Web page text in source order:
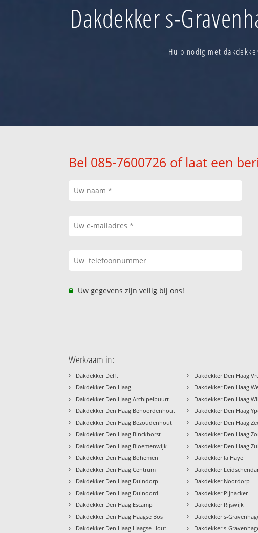
Dakdekker s-
Hulp nodig met
Bel 085-7600726 of laat een
Uw gegevens zijn veilig bij ons!
Werkzaam in:
› Dakdekker Delft
› Dakdekker Den Haag
› Dakdekker Den Haag Archipelbuurt
› Dakdekker Den Haag Benoordenhout
› Dakdekker Den Haag Bezoudenhout
› Dakdekker Den Haag Binckhorst
› Dakdekker Den Haag Bloemenwijk
› Dakdekker Den Haag Bohemen
› Dakdekker Den Haag Centrum
› Dakdekker Den Haag Duindorp
› Dakdekker Den Haag Duinoord
› Dakdekker Den Haag Escamp
› Dakdekker Den Haag Haagse Bos
› Dakdekker Den Haag Haagse Hout
› Dakdekker Den Haag
› Dakdekker Den Haag
› Dakdekker Den Haag
› Dakdekker Den Haag
› Dakdekker Den Haag
› Dakdekker Den Haag
› Dakdekker Den Haag
› Dakdekker la Haye
› Dakdekker
› Dakdekker Nootdorp
› Dakdekker Pijnacker
› Dakdekker Rijswijk
› Dakdekker s-
› Dakdekker s-